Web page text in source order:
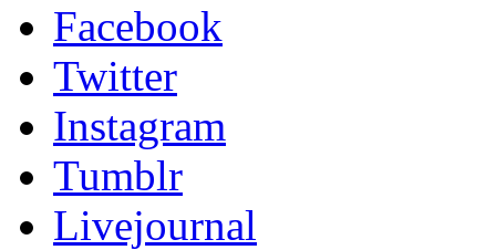
Facebook
Twitter
Instagram
Tumblr
Livejournal